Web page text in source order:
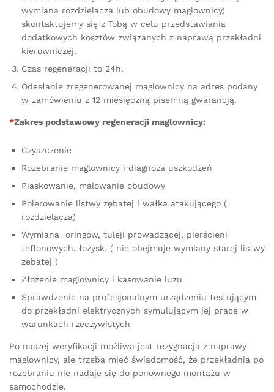
wymiana rozdzielacza lub obudowy maglownicy)
skontaktujemy się z Tobą w celu przedstawiania
dodatkowych kosztów związanych z naprawą przekładni
kierowniczej.
Czas regeneracji to 24h.
Odesłanie zregenerowanej maglownicy na adres podany
w zamówieniu z 12 miesięczną pisemną gwarancją.
*Zakres podstawowy regeneracji maglownicy:
Czyszczenie
Rozebranie maglownicy i diagnoza uszkodzeń
Piaskowanie, malowanie obudowy
Polerowanie listwy zębatej i wałka atakującego (
rozdzielacza)
Wymiana oringów, tuleji prowadzącej, pierścieni
teflonowych, łożysk, ( nie obejmuje wymiany starej listwy
zębatej )
Złożenie maglownicy i kasowanie luzu
Sprawdzenie na profesjonalnym urządzeniu testującym
do przekładni elektrycznych symulującym jej pracę w
warunkach rzeczywistych
Po naszej weryfikacji możliwa jest rezygnacja z naprawy
maglownicy, ale trzeba mieć świadomość, że przekładnia po
rozebraniu nie nadaje się do ponownego montażu w
samochodzie.